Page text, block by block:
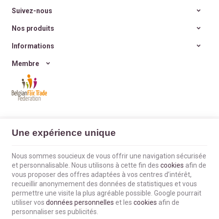
Et si on retrouvait
excès ni culpabilité ?
Suivez-nous
Nos produits
Informations
Membre
L'Envol du Colibri | N° d'entreprise : BE0660802404 |
Contact |Conditions générales
© Copyright 2023-2026 -E-net Business, accélérateur d'e-commerce pour
commerçants, indépendants & PME
Une expérience unique
Nous sommes soucieux de vous offrir une navigation sécurisée
et personnalisable. Nous utilisons à cette fin des cookies afin de
vous proposer des offres adaptées à vos centres d’intérêt,
recueillir anonymement des données de statistiques et vous
permettre une visite la plus agréable possible. Google pourrait
utiliser vos données personnelles et les cookies afin de
personnaliser ses publicités.